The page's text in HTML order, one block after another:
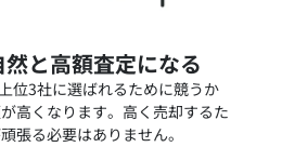
と高額査定になる
位3社に選ばれるために競うか
高くなります。高く売却するた
張る必要はありません。